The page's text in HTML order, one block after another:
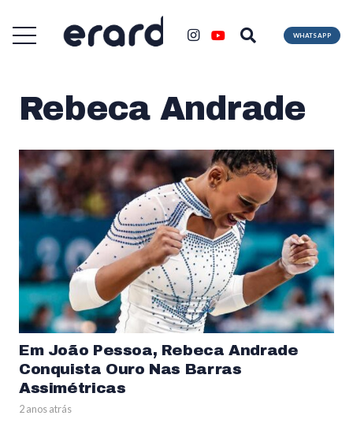
WHATSAPP
Rebeca Andrade
Em João Pessoa, Rebeca Andrade
Conquista Ouro Nas Barras
Assimétricas
2 anos atrás